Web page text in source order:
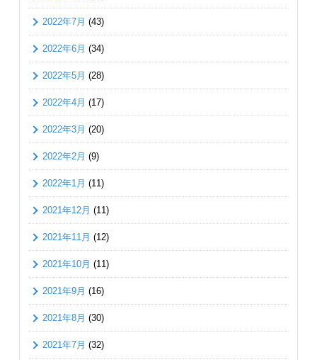
2022年7月 (43)
2022年6月 (34)
2022年5月 (28)
2022年4月 (17)
2022年3月 (20)
2022年2月 (9)
2022年1月 (11)
2021年12月 (11)
2021年11月 (12)
2021年10月 (11)
2021年9月 (16)
2021年8月 (30)
2021年7月 (32)